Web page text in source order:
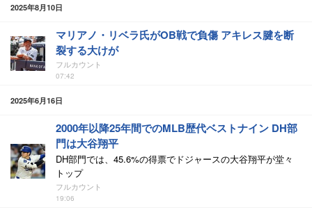
2025年8月10日
マリアノ・リベラ氏がOB戦で負傷 アキレス腱を断
裂する大けが
フルカウント
07:42
2025年6月16日
2000年以降25年間でのMLB歴代ベストナイン DH部
門は大谷翔平
DH部門では、45.6%の得票でドジャースの大谷翔平が堂々
トップ
フルカウント
19:06